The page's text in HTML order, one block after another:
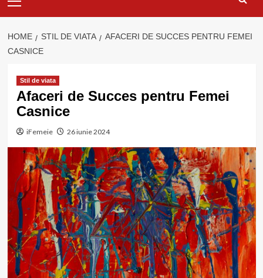
Menu
HOME STIL DE VIATA
AFACERI DE SUCCES PENTRU FEMEI
CASNICE
Stil de viata
Afaceri de Succes pentru Femei
Casnice
iFemeie 26 iunie 2024